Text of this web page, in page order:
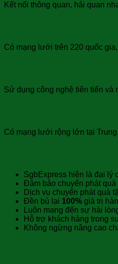
Kết nối thông quan, hải quan
Có mạng lưới trên 220 quốc
Sử dụng công nghệ tiên tiến và
Có mạng lưới rộng lớn tại
SgbExpress hiện là đại lý
Đảm bảo chuyển phát quà
Dịch vụ chuyển phát quà
Đền bù lại 100% giá trị
Luôn mang đến sự hài
Hỗ trợ khách hàng trong
Không ngừng nâng cao